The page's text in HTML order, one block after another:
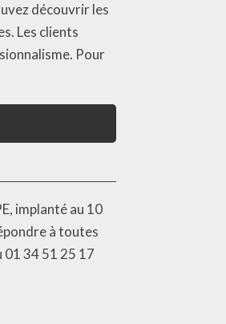
découvrir les
Les clients
Pour
implanté au 10
à toutes
01 34 51 25 17